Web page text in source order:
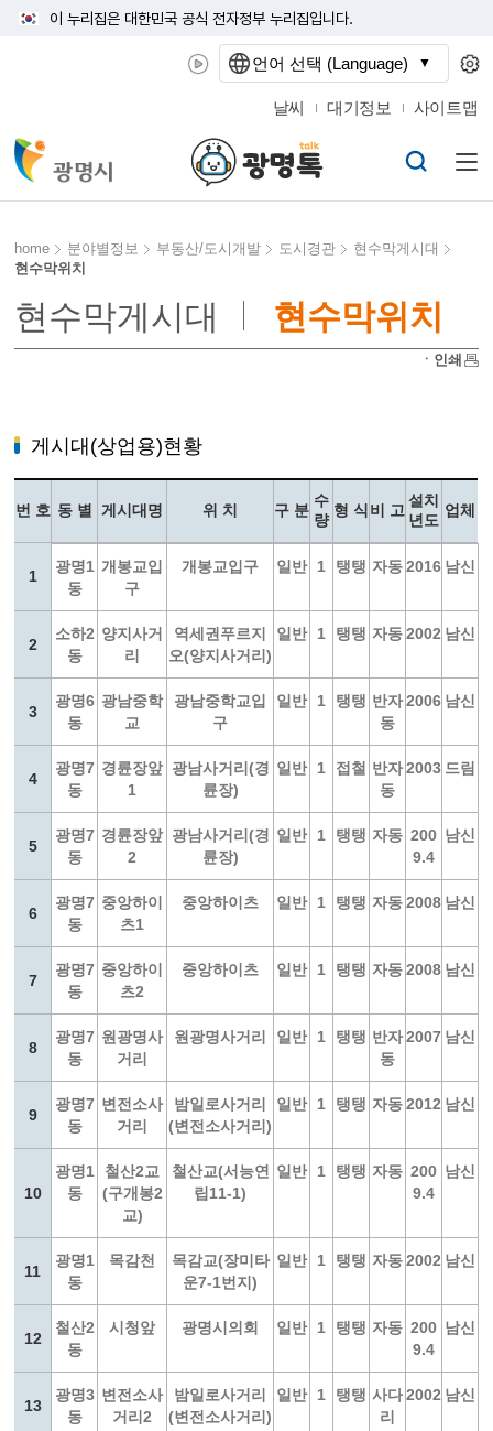
이 누리집은 대한민국 공식 전자정부 누리집입니다.
날씨 대기정보 사이트맵
home 분야별정보 부동산/도시개발 도시경관
현수막게시대
현수막위치
현수막게시대 현수막위치
ㆍ인쇄
게시대(상업용)현황
번 호 동 별 게시대명 위 치 구 분
수
량
형 식 비 고
설치
년도
업체
1
광명1
동
개봉교입
구
개봉교입구 일반 1 탱탱 자동 2016 남신
2
소하2
동
양지사거
리
역세권푸르지
오(양지사거리)
일반 1 탱탱 자동 2002 남신
3
광명6
동
광남중학
교
광남중학교입
구
일반 1 탱탱 반자
동
2006 남신
4
광명7
동
경륜장앞
1
광남사거리(경
륜장)
일반 1 접철 반자
동
2003 드림
5
광명7
동
경륜장앞
2
광남사거리(경
륜장)
일반 1 탱탱 자동 200
9.4
남신
6
광명7
동
중앙하이
츠1
중앙하이츠 일반 1 탱탱 자동 2008 남신
7
광명7
동
중앙하이
츠2
중앙하이츠 일반 1 탱탱 자동 2008 남신
8
광명7
동
원광명사
거리
원광명사거리 일반 1 탱탱 반자
동
2007 남신
9
광명7
동
변전소사
거리
밤일로사거리
(변전소사거리)
일반 1 탱탱 자동 2012 남신
10
광명1
동
철산2교
(구개봉2
교)
철산교(서능연
립11-1)
일반 1 탱탱 자동 200
9.4
남신
11
광명1
동
목감천
목감교(장미타
운7-1번지)
일반 1 탱탱 자동 2002 남신
12
철산2
동
시청앞 광명시의회 일반 1 탱탱 자동 200
9.4
남신
13
광명3
동
변전소사
거리2
밤일로사거리
(변전소사거리)
일반 1 탱탱 사다
리
2002 남신
언어 선택 (Language)